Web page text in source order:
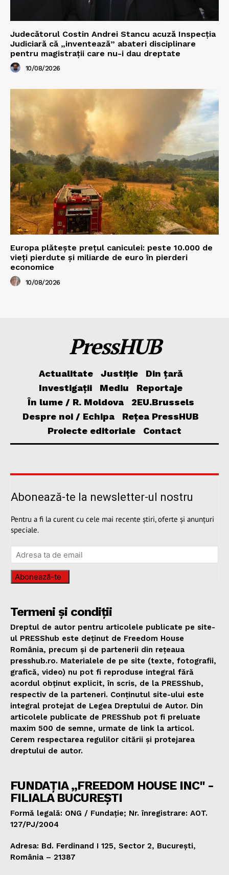
Judecătorul Costin Andrei Stancu acuză Inspecția
Judiciară că „inventează” abateri disciplinare
pentru magistrații care nu-i dau dreptate
10/08/2026
Europa plătește prețul caniculei: peste 10.000 de
vieți pierdute și miliarde de euro în pierderi
economice
10/08/2026
PressHUB
Actualitate Justiție
Din țară
Investigații
Mediu
Reportaje
În lume / R. Moldova
2EU.Brussels
Despre noi / Echipa
Rețea PressHUB
Proiecte editoriale
Contact
Abonează-te la newsletter-ul nostru
Pentru a fi la curent cu cele mai recente știri, oferte și anunțuri
speciale.
Abonează-te
Termeni și condiții
Dreptul de autor pentru articolele publicate pe site-
ul PRESShub este deținut de Freedom House
România, precum și de partenerii din rețeaua
presshub.ro. Materialele de pe site (texte, fotografii,
grafică, video) nu pot fi reproduse integral fără
acordul obținut explicit, în scris, de la PRESShub,
respectiv de la parteneri. Conținutul site-ului este
integral protejat de Legea Dreptului de Autor. Din
articolele publicate de PRESShub pot fi preluate
maxim 500 de semne, urmate de link la articol.
Cerem respectarea regulilor citării și protejarea
dreptului de autor.
FUNDAȚIA „FREEDOM HOUSE INC" -
FILIALA BUCUREȘTI
Formă legală: ONG / Fundație; Nr. înregistrare: AOT.
127/PJ/2004
Adresa: Bd. Ferdinand I 125, Sector 2, București,
România – 21387